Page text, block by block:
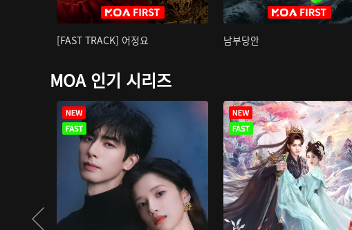
[FAST TRACK] 어정요 남부당안
MOA 인기 시리즈